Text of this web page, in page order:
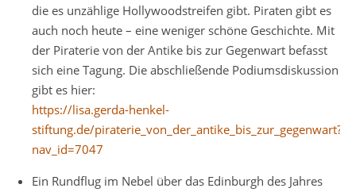
die es unzählige Hollywoodstreifen gibt. Piraten gibt es
auch noch heute – eine weniger schöne Geschichte. Mit
der Piraterie von der Antike bis zur Gegenwart befasst
sich eine Tagung. Die abschließende Podiumsdiskussion
gibt es hier:
https://lisa.gerda-henkel-
stiftung.de/piraterie_von_der_antike_bis_zur_gegenwart?
nav_id=7047
Ein Rundflug im Nebel über das Edinburgh des Jahres